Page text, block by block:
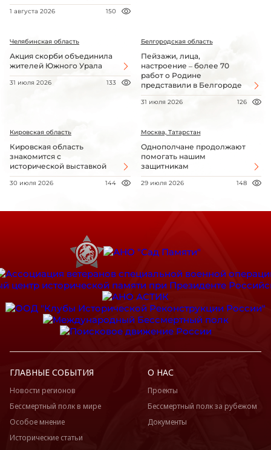
1 августа 2026 150
Челябинская область
Акция скорби объединила
жителей Южного Урала
31 июля 2026 133
Белгородская область
Пейзажи, лица,
настроение – более 70
работ о Родине
представили в Белгороде
31 июля 2026 126
Кировская область
Кировская область
знакомится с
исторической выставкой
30 июля 2026 144
Москва, Татарстан
Однополчане продолжают
помогать нашим
защитникам
29 июля 2026 148
ГЛАВНЫЕ СОБЫТИЯ
Новости регионов
Бессмертный полк в мире
Особое мнение
Исторические статьи
О НАС
Проекты
Бессмертный полк за рубежом
Документы